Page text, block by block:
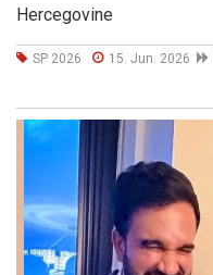
Hercegovine
SP 2026 15. Jun. 2026